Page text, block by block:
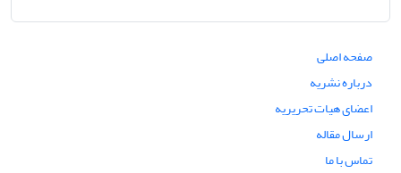
صفحه اصلی
درباره نشریه
اعضای هیات تحریریه
ارسال مقاله
تماس با ما